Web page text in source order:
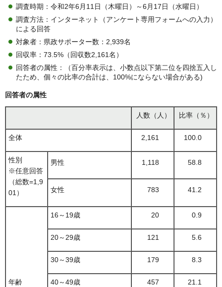
調査時期：令和2年6月11日（木曜日）～6月17日（水曜日）
調査方法：インターネット（アンケート専用フォームへの入力）
による回答
対象者：県政サポーター数：2,939名
回収率：73.5%（回収数2,161名）
回答者の属性：（百分率表示は、小数点以下第二位を四捨五入し
たため、個々の比率の合計は、100%にならない場合がある)
回答者の属性
人数（人） 比率（％）
全体 2,161 100.0
性別
※任意回答
（総数=1,9
01）
男性 1,118 58.8
女性 783 41.2
年齢
16～19歳 20 0.9
20～29歳 121 5.6
30～39歳 179 8.3
40～49歳 457 21.1